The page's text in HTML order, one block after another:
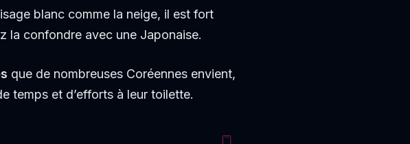
blanc comme la neige, il est fort
la confondre avec une Japonaise.
que de nombreuses Coréennes envient,
temps et d’efforts à leur toilette.